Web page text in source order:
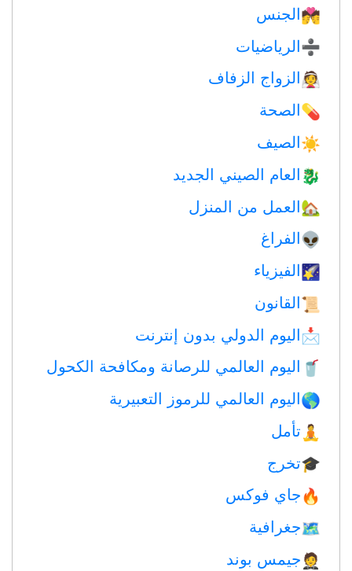
💏الجنس
➗الرياضيات
👰الزواج الزفاف
💊الصحة
☀️الصيف
🐉 العام الصيني الجديد
🏡العمل من المنزل
👽الفراغ
🌠الفيزياء
📜القانون
📩اليوم الدولي بدون إنترنت
🥤 اليوم العالمي للرصانة ومكافحة الكحول
🌎اليوم العالمي للرموز التعبيرية
🧘 تأمل
🎓تخرج
🔥جاي فوكس
🗺جغرافية
🤵 جيمس بوند